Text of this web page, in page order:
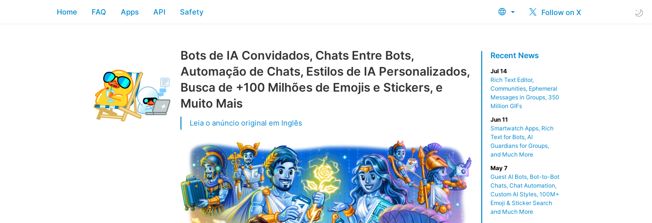
Follow on X
Home FAQ Apps API Safety
Recent News
Jul 14
Rich Text Editor,
Communities, Ephemeral
Messages in Groups, 350
Million GIFs
Jun 11
Smartwatch Apps, Rich
Text for Bots, AI
Guardians for Groups,
and Much More
May 7
Guest AI Bots, Bot-to-Bot
Chats, Chat Automation,
Custom AI Styles, 100M+
Emoji & Sticker Search
and Much More
Bots de IA Convidados, Chats Entre Bots,
Automação de Chats, Estilos de IA Personalizados,
Busca de +100 Milhões de Emojis e Stickers, e
Muito Mais
Leia o anúncio original em Inglês